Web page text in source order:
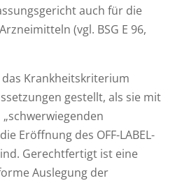
auch für die
(vgl. BSG E 96,
Krankheitskriterium
gestellt, als sie mit
Eröffnung des OFF-LABEL-
Gerechtfertigt ist eine
Auslegung der